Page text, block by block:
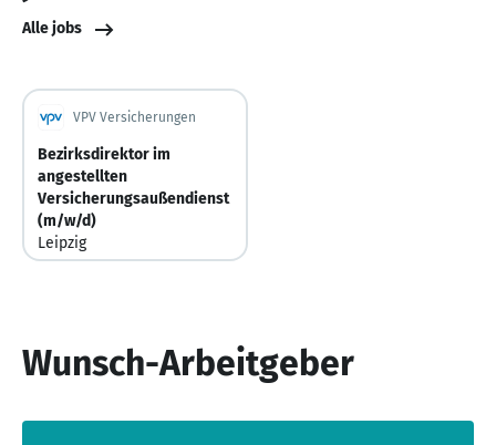
Alle jobs
VPV Versicherungen
Bezirksdirektor im
angestellten
Versicherungsaußendienst
(m/w/d)
Leipzig
Wunsch-Arbeitgeber